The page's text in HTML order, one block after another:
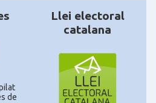
de
Llei electoral
catalana